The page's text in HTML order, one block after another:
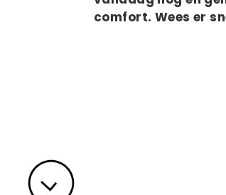
comfort. Wees er